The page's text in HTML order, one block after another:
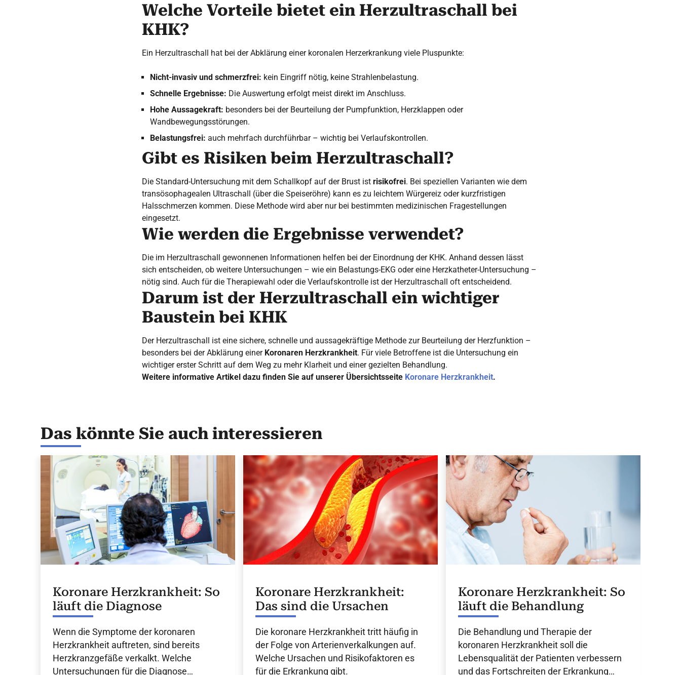
Welche Vorteile bietet ein Herzultraschall bei
KHK?
Ein Herzultraschall hat bei der Abklärung einer koronalen Herzerkrankung viele Pluspunkte:
Nicht-invasiv und schmerzfrei: kein Eingriff nötig, keine Strahlenbelastung.
Schnelle Ergebnisse: Die Auswertung erfolgt meist direkt im Anschluss.
Hohe Aussagekraft: besonders bei der Beurteilung der Pumpfunktion, Herzklappen oder
Wandbewegungsstörungen.
Belastungsfrei: auch mehrfach durchführbar – wichtig bei Verlaufskontrollen.
Gibt es Risiken beim Herzultraschall?
Die Standard-Untersuchung mit dem Schallkopf auf der Brust ist risikofrei. Bei speziellen Varianten wie dem
transösophagealen Ultraschall (über die Speiseröhre) kann es zu leichtem Würgereiz oder kurzfristigen
Halsschmerzen kommen. Diese Methode wird aber nur bei bestimmten medizinischen Fragestellungen
eingesetzt.
Wie werden die Ergebnisse verwendet?
Die im Herzultraschall gewonnenen Informationen helfen bei der Einordnung der KHK. Anhand dessen lässt
sich entscheiden, ob weitere Untersuchungen – wie ein Belastungs-EKG oder eine Herzkatheter-Untersuchung –
nötig sind. Auch für die Therapiewahl oder die Verlaufskontrolle ist der Herzultraschall oft entscheidend.
Darum ist der Herzultraschall ein wichtiger
Baustein bei KHK
Der Herzultraschall ist eine sichere, schnelle und aussagekräftige Methode zur Beurteilung der Herzfunktion –
besonders bei der Abklärung einer Koronaren Herzkrankheit. Für viele Betroffene ist die Untersuchung ein
wichtiger erster Schritt auf dem Weg zu mehr Klarheit und einer gezielten Behandlung.
Weitere informative Artikel dazu finden Sie auf unserer Übersichtsseite Koronare Herzkrankheit.
Das könnte Sie auch interessieren
Koronare Herzkrankheit: So
läuft die Diagnose
Wenn die Symptome der koronaren
Herzkrankheit auftreten, sind bereits
Herzkranzgefäße verkalkt. Welche
Untersuchungen für die Diagnose
Koronare Herzkrankheit:
Das sind die Ursachen
Die koronare Herzkrankheit tritt häufig in
der Folge von Arterienverkalkungen auf.
Welche Ursachen und Risikofaktoren es
für die Erkrankung gibt.
Koronare Herzkrankheit: So
läuft die Behandlung
Die Behandlung und Therapie der
koronaren Herzkrankheit soll die
Lebensqualität der Patienten verbessern
und das Fortschreiten der Erkrankung